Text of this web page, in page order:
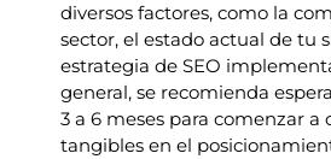
diversos factores, como la
sector, el estado actual de tu
estrategia de SEO
general, se recomienda
3 a 6 meses para comenzar a
tangibles en el